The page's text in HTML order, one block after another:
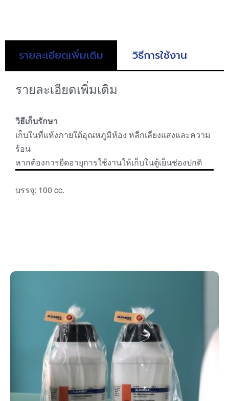
รายละเอียดเพิ่มเติม วิธีการใช้งาน
รายละเอียดเพิ่มเติม
วิธีเก็บรักษา
เก็บในที่แห้งภายใต้อุณหภูมิห้อง หลีกเลี่ยงแสงและความ
ร้อน
หากต้องการยืดอายุการใช้งานให้เก็บในตู้เย็นช่องปกติ
บรรจุ: 100 cc.